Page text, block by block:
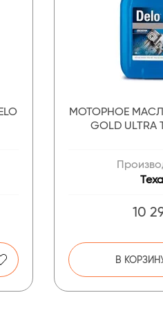
МОТОРНОЕ
GOLD ULTRA
10
В